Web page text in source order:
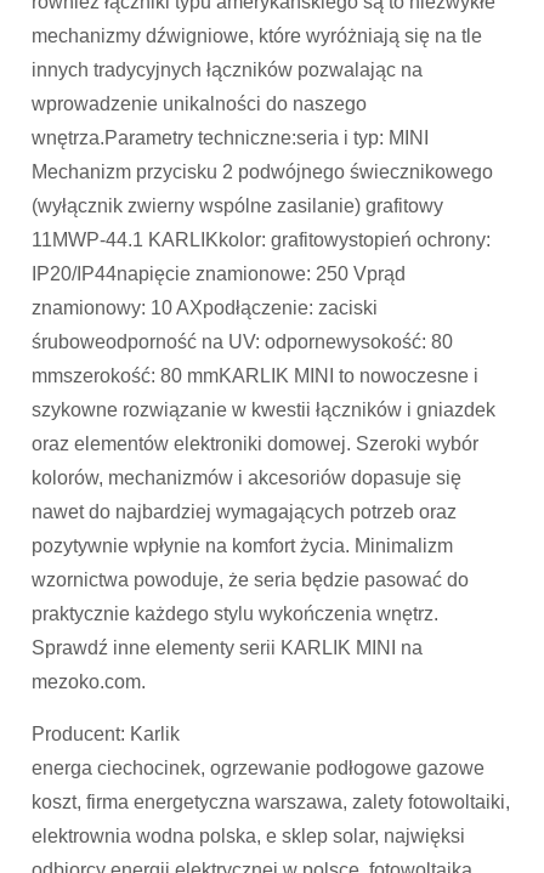
mechanizmy dźwigniowe, które wyróżniają się na tle
innych tradycyjnych łączników pozwalając na
wprowadzenie unikalności do naszego
wnętrza.Parametry techniczne:seria i typ: MINI
Mechanizm przycisku 2 podwójnego świecznikowego
(wyłącznik zwierny wspólne zasilanie) grafitowy
11MWP-44.1 KARLIKkolor: grafitowystopień ochrony:
IP20/IP44napięcie znamionowe: 250 Vprąd
znamionowy: 10 AXpodłączenie: zaciski
śruboweodporność na UV: odpornewysokość: 80
mmszerokość: 80 mmKARLIK MINI to nowoczesne i
szykowne rozwiązanie w kwestii łączników i gniazdek
oraz elementów elektroniki domowej. Szeroki wybór
kolorów, mechanizmów i akcesoriów dopasuje się
nawet do najbardziej wymagających potrzeb oraz
pozytywnie wpłynie na komfort życia. Minimalizm
wzornictwa powoduje, że seria będzie pasować do
praktycznie każdego stylu wykończenia wnętrz.
Sprawdź inne elementy serii KARLIK MINI na
mezoko.com.
Producent: Karlik
energa ciechocinek, ogrzewanie podłogowe gazowe
koszt, firma energetyczna warszawa, zalety fotowoltaiki,
elektrownia wodna polska, e sklep solar, najwięksi